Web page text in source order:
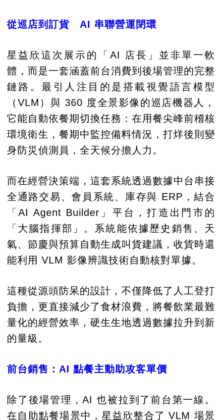
從巡店到訂貨 AI 串聯營運閉環
星益欣這次展示的「AI 店長」並非單一軟
體，而是一套涵蓋前台消費到後場管理的完整
鏈路。最引人注目的是搭載視覺語言模型
（VLM）與 360 度全景影像的巡店機器人，
它能自動依餐期切換任務：在用餐尖峰前稽核
環境衛生，餐期中監控備料情況，打烊後則變
身防災偵測員，全天候分擔人力。
而在經營決策端，這套系統透過數據中台串接
全通路交易、會員系統、庫存與 ERP，結合
「AI Agent Builder」平台，打造出門市的
「大腦指揮部」。系統能依據歷史銷售、天
氣、節慶與預算自動生成叫貨建議，收貨時還
能利用 VLM 影像辨識技術自動核對單據。
這種從源頭防呆的設計，不僅降低了人工登打
負擔，更直接減少了食材浪費，將餐飲業最難
量化的經營效率，硬生生地透過數據拉升到新
的量級。
前台銷售：AI 點餐主動助攻客單價
除了後場管理，AI 也被拉到了前台第一線。
在自助點餐場景中，星益欣整合了 VLM 場景